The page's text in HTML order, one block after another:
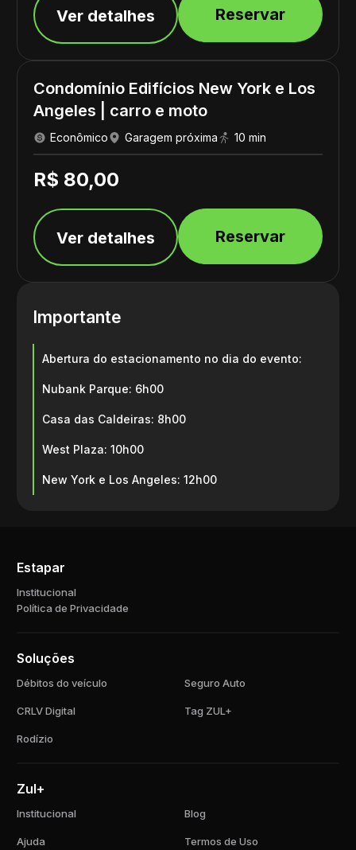
Ver detalhes Reservar
Condomínio Edifícios New York e Los
Angeles | carro e moto
Econômico Garagem próxima 10 min
R$ 80,00
Ver detalhes Reservar
Importante
Abertura do estacionamento no dia do evento:
Nubank Parque: 6h00
Casa das Caldeiras: 8h00
West Plaza: 10h00
New York e Los Angeles: 12h00
Estapar
Institucional
Política de Privacidade
Soluções
Débitos do veículo Seguro Auto
CRLV Digital Tag ZUL+
Rodízio
Zul+
Institucional Blog
Ajuda Termos de Uso